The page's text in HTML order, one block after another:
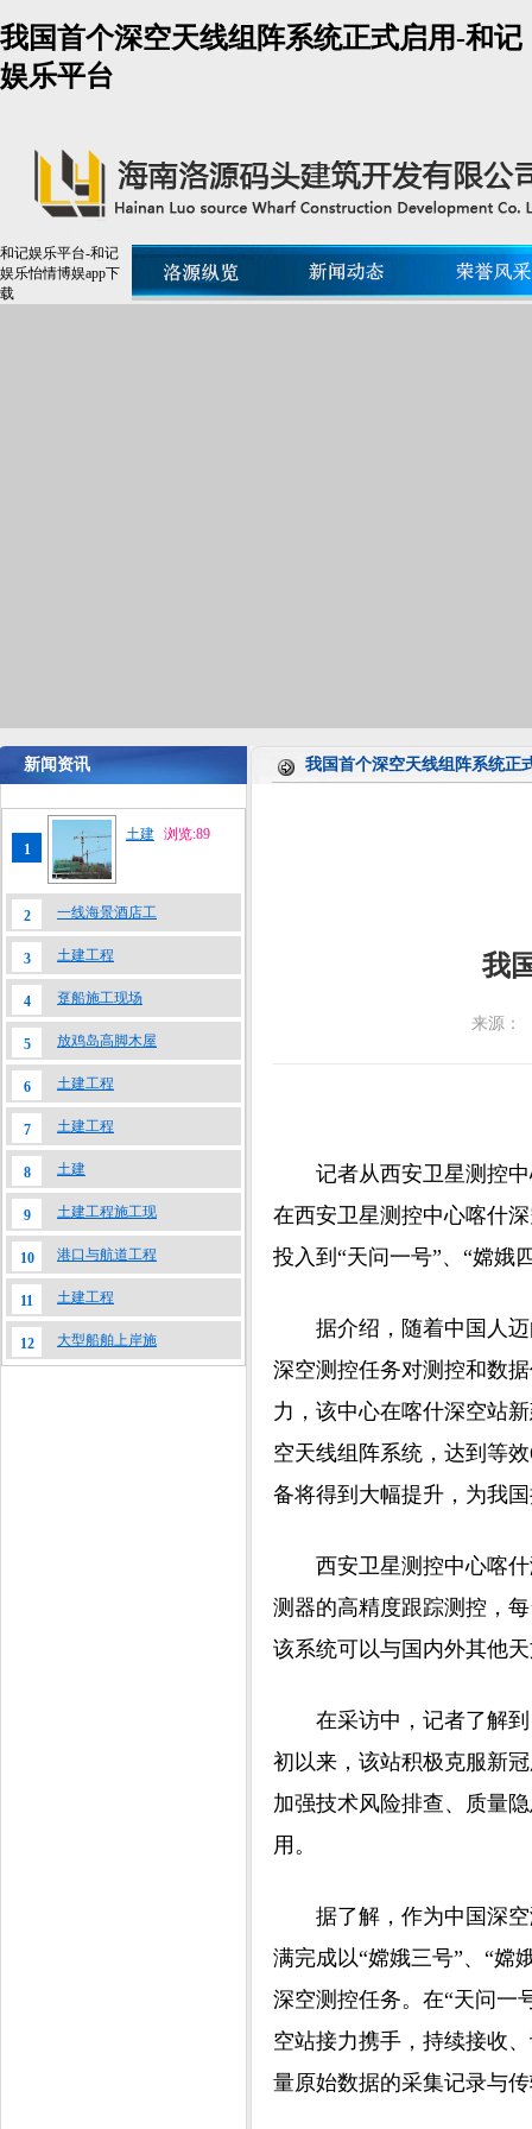
我国首个深空天线组阵系统正式启用-和记
娱乐平台
和记娱乐平台-和记
娱乐怡情博娱app下
载
新闻资讯 我国首个深空天线组阵系统正
1
土建 浏览:89
2 一线海景酒店工
3 土建工程
4 趸船施工现场
5 放鸡岛高脚木屋
6 土建工程
7 土建工程
8 土建
9 土建工程施工现
10 港口与航道工程
11 土建工程
12 大型船舶上岸施
我
来源：
记者从西安卫星测控中
在西安卫星测控中心喀什
投入到“天问一号”、“嫦娥
据介绍，随着中国人迈
深空测控任务对测控和数
力，该中心在喀什深空站
空天线组阵系统，达到等
备将得到大幅提升，为我
西安卫星测控中心喀什
测器的高精度跟踪测控，
该系统可以与国内外其他
在采访中，记者了解到
初以来，该站积极克服新
加强技术风险排查、质量
用。
据了解，作为中国深空
满完成以“嫦娥三号”、“嫦
深空测控任务。在“天问一
空站接力携手，持续接收
量原始数据的采集记录与